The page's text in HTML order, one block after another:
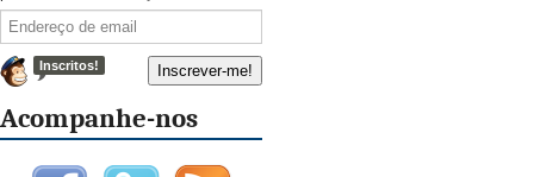
Inscritos!
Acompanhe-nos